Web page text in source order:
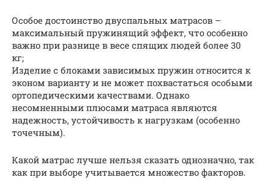
Особое достоинство двуспальных матрасов –
максимальный пружинящий эффект, что особенно
важно при разнице в весе спящих людей более 30
кг;
Изделие с блоками зависимых пружин относится к
эконом варианту и не может похвастаться особыми
ортопедическими качествами. Однако
несомненными плюсами матраса являются
надежность, устойчивость к нагрузкам (особенно
точечным).
Какой матрас лучше нельзя сказать однозначно, так
как при выборе учитывается множество факторов.